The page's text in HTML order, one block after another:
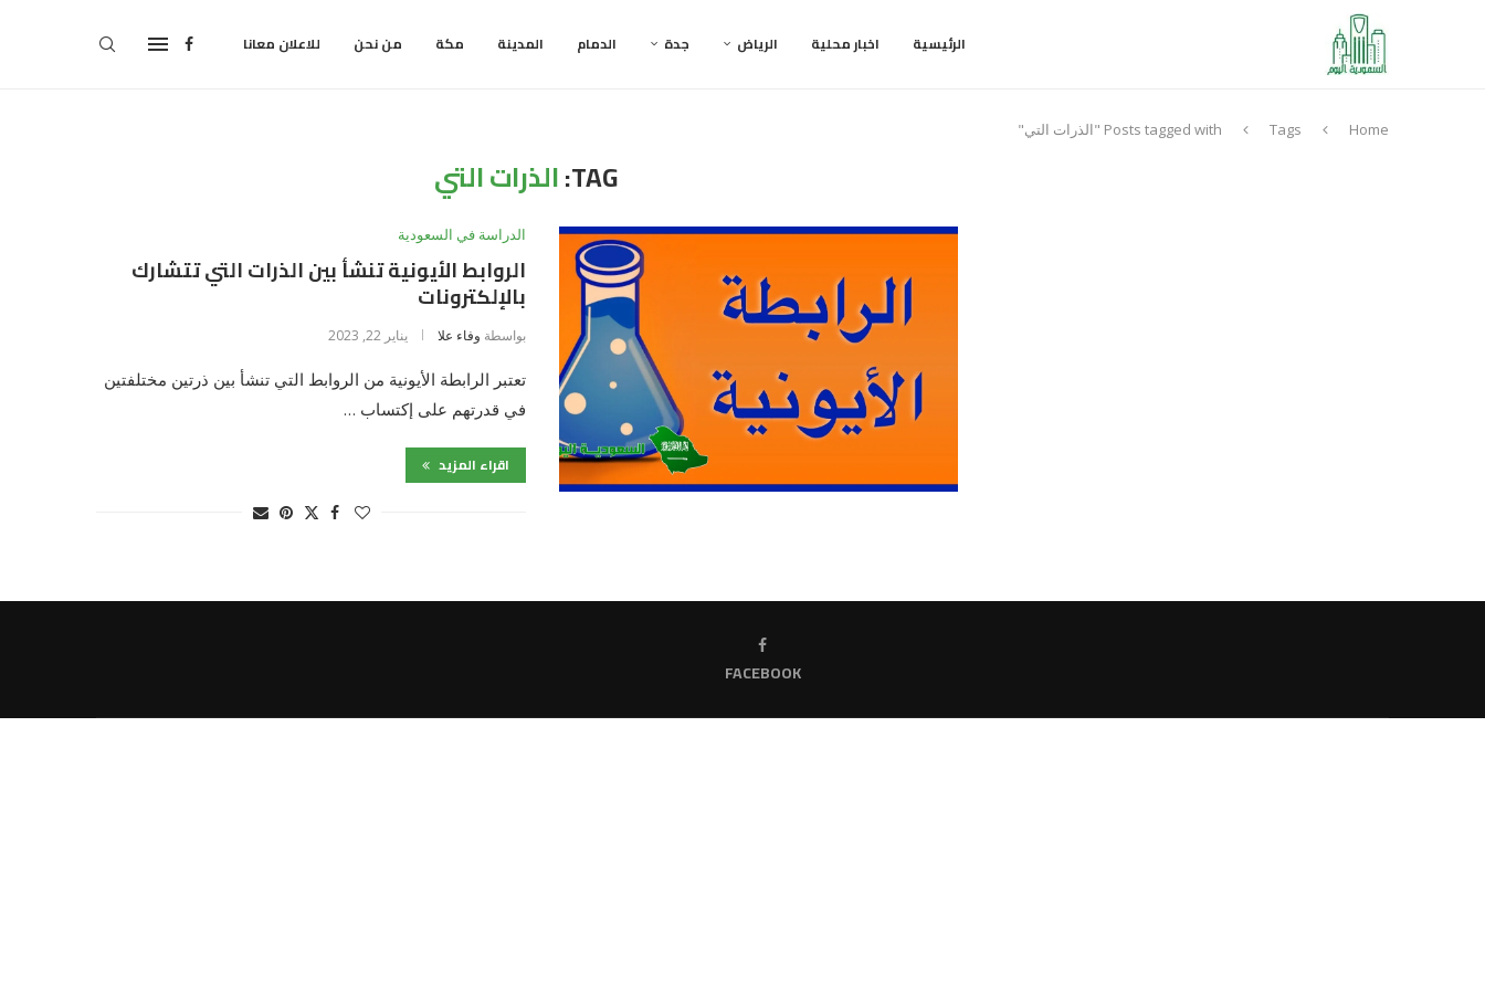
الرئيسية اخبار محلية الرياض جدة الدمام المدينة مكة من نحن للاعلان معانا
Home
Tags Posts tagged with "الذرات التي"
TAG: الذرات التي
الدراسة في السعودية
الروابط الأيونية تنشأ بين الذرات التي تتشارك
بالإلكترونات
بواسطة وفاء علا يناير 22, 2023
تعتبر الرابطة الأيونية من الروابط التي تنشأ بين ذرتين مختلفتين
في قدرتهم على إكتساب …
اقراء المزيد
FACEBOOK